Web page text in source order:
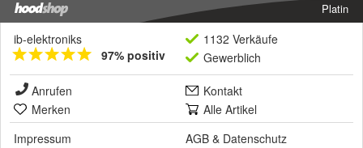
Platin
ib-elektroniks
97% positiv
1132 Verkäufe
Gewerblich
Anrufen
Kontakt
Merken
Alle Artikel
Impressum
AGB & Datenschutz